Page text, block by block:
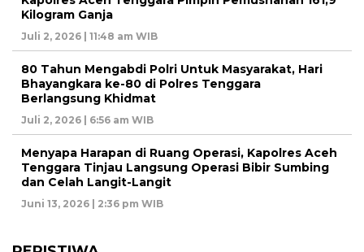
Kilogram Ganja
Juli 2, 2026 | 11:48 am WIB
80 Tahun Mengabdi Polri Untuk Masyarakat, Hari
Bhayangkara ke-80 di Polres Tenggara
Berlangsung Khidmat
Juli 2, 2026 | 6:56 am WIB
Menyapa Harapan di Ruang Operasi, Kapolres Aceh
Tenggara Tinjau Langsung Operasi Bibir Sumbing
dan Celah Langit-Langit
Juni 13, 2026 | 2:36 pm WIB